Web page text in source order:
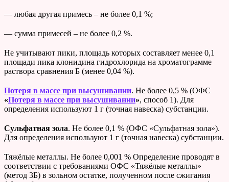
— любая другая примесь – не более 0,1 %;
— сумма примесей – не более 0,2 %.
Не учитывают пики, площадь которых составляет менее 0,1
площади пика клонидина гидрохлорида на хроматограмме
раствора сравнения Б (менее 0,04 %).
Потеря в массе при высушивании. Не более 0,5 % (ОФС
«Потеря в массе при высушивании», способ 1). Для
определения используют 1 г (точная навеска) субстанции.
Сульфатная зола. Не более 0,1 % (ОФС «Сульфатная зола»).
Для определения используют 1 г (точная навеска) субстанции.
Тяжёлые металлы. Не более 0,001 % Определение проводят в
соответствии с требованиями ОФС «Тяжёлые металлы»
(метод 3Б) в зольном остатке, полученном после сжигания